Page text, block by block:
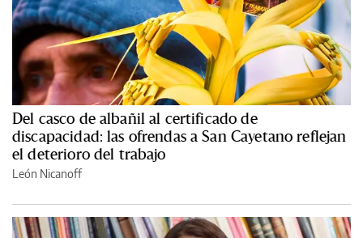
Del casco de albañil al certificado de
discapacidad: las ofrendas a San Cayetano reflejan
el deterioro del trabajo
León Nicanoff